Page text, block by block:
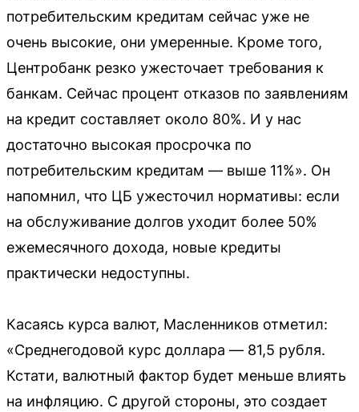
потребительским кредитам сейчас уже не
очень высокие, они умеренные. Кроме того,
Центробанк резко ужесточает требования к
банкам. Сейчас процент отказов по заявлениям
на кредит составляет около 80%. И у нас
достаточно высокая просрочка по
потребительским кредитам — выше 11%». Он
напомнил, что ЦБ ужесточил нормативы: если
на обслуживание долгов уходит более 50%
ежемесячного дохода, новые кредиты
практически недоступны.
Касаясь курса валют, Масленников отметил:
«Среднегодовой курс доллара — 81,5 рубля.
Кстати, валютный фактор будет меньше влиять
на инфляцию. С другой стороны, это создает